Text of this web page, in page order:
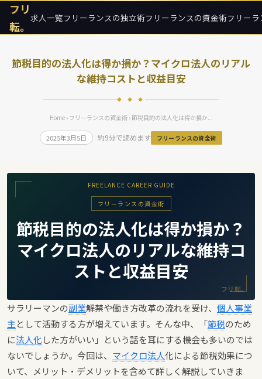
フリ
転。
求人一覧フリーランスの独立術フリーランスの資金術フリー
節税目的の法人化は得か損か？マイクロ法人のリアル
な維持コストと収益目安
◆ ◆ ◆
Home› フリーランスの資金術› 節税目的の法人化は得か損か...
2025年3月5日 約9分で読めます フリーランスの資金術
FREELANCE CAREER GUIDE
フリーランスの資金術
節税目的の法人化は得か損か？
マイクロ法人のリアルな維持コ
ストと収益目安
フリ転。
サラリーマンの副業解禁や働き方改革の流れを受け、 個人事業
主として活動する方が増えています。そんな中、「節税のため
に法人化した方がいい」という話を耳にする機会も多いのでは
ないでしょうか。今回は、 マイクロ法人化による節税効果につ
いて、メリット・デメリットを含めて詳しく解説していきま